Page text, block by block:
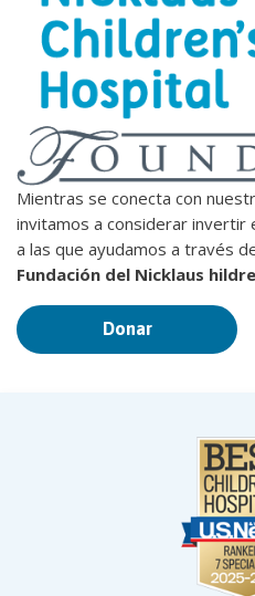
Mientras se conecta con
invitamos a considerar invertir
a las que ayudamos a través
Fundación del Nicklaus
Donar